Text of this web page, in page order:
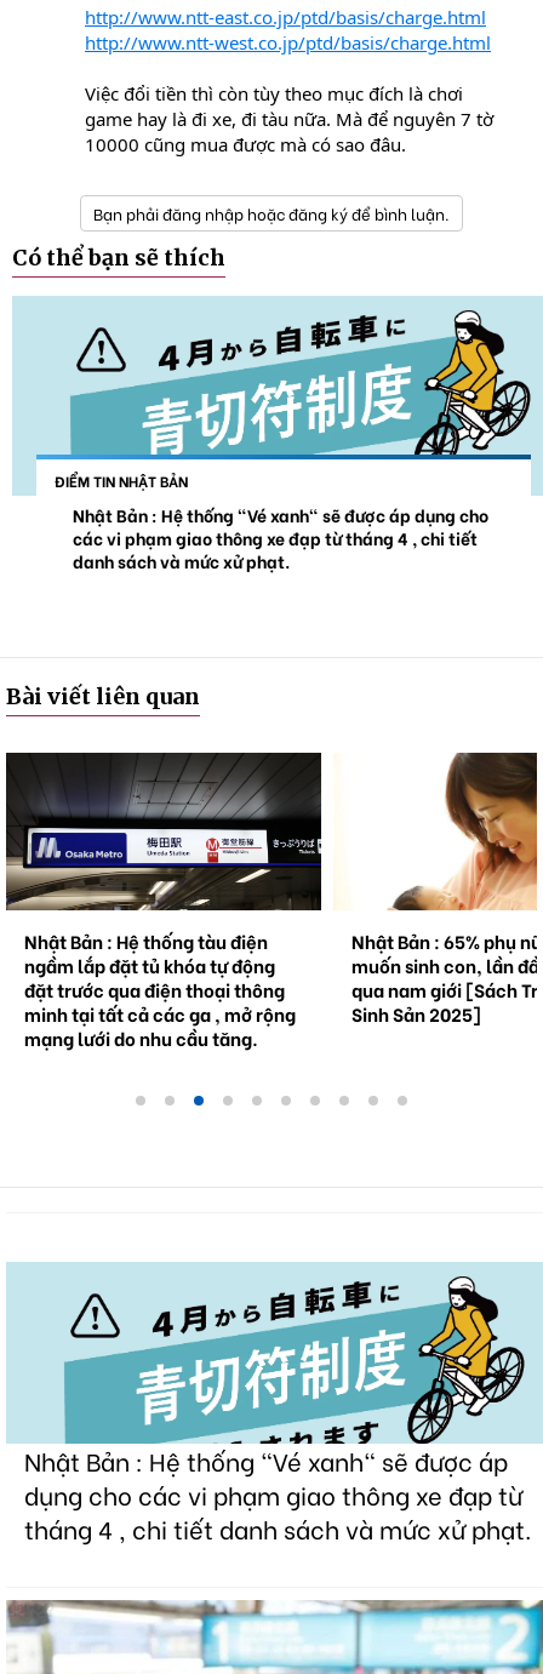
http://www.ntt-east.co.jp/ptd/basis/charge.html
http://www.ntt-west.co.jp/ptd/basis/charge.html
Việc đổi tiền thì còn tùy theo mục đích là chơi
game hay là đi xe, đi tàu nữa. Mà để nguyên 7 tờ
10000 cũng mua được mà có sao đâu.
Bạn phải đăng nhập hoặc đăng ký để bình luận.
Có thể bạn sẽ thích
ĐIỂM TIN NHẬT BẢN
Nhật Bản : Hệ thống "Vé xanh" sẽ được áp dụng cho
các vi phạm giao thông xe đạp từ tháng 4 , chi tiết
danh sách và mức xử phạt.
Bài viết liên quan
Nhật Bản : Hệ thống tàu điện
ngầm lắp đặt tủ khóa tự động
đặt trước qua điện thoại thông
minh tại tất cả các ga , mở rộng
mạng lưới do nhu cầu tăng.
Nhật Bản : 65% phụ
muốn sinh con, lần
qua nam giới [Sách
Sinh Sản 2025]
Nhật Bản : Hệ thống "Vé xanh" sẽ được áp
dụng cho các vi phạm giao thông xe đạp từ
tháng 4 , chi tiết danh sách và mức xử phạt.